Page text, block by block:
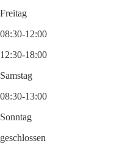
Freitag
08:30-12:00
12:30-18:00
Samstag
08:30-13:00
Sonntag
geschlossen